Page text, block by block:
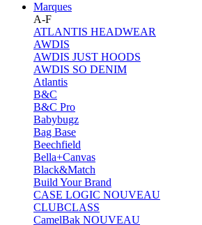
Marques
A-F
ATLANTIS HEADWEAR
AWDIS
AWDIS JUST HOODS
AWDIS SO DENIM
Atlantis
B&C
B&C Pro
Babybugz
Bag Base
Beechfield
Bella+Canvas
Black&Match
Build Your Brand
CASE LOGIC NOUVEAU
CLUBCLASS
CamelBak NOUVEAU